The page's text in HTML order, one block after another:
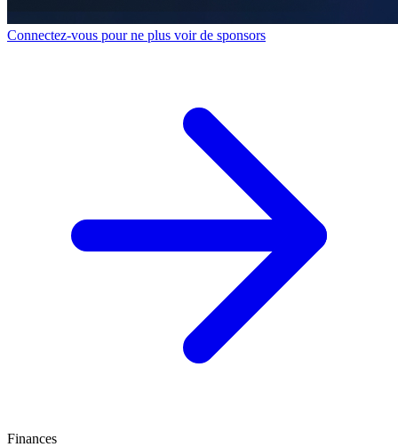
Connectez-vous pour ne plus voir de sponsors
Finances